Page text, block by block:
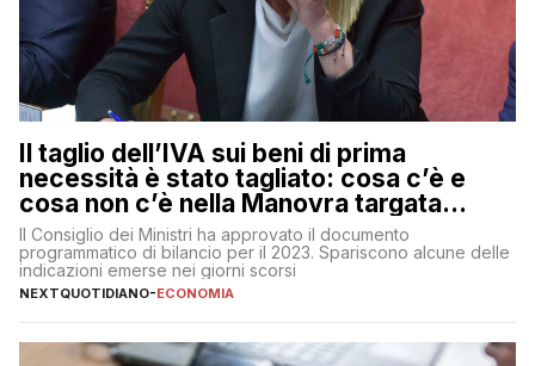
Il taglio dell’IVA sui beni di prima
necessità è stato tagliato: cosa c’è e
cosa non c’è nella Manovra targata
Meloni
Il Consiglio dei Ministri ha approvato il documento
programmatico di bilancio per il 2023. Spariscono alcune delle
indicazioni emerse nei giorni scorsi
NEXTQUOTIDIANO-ECONOMIA